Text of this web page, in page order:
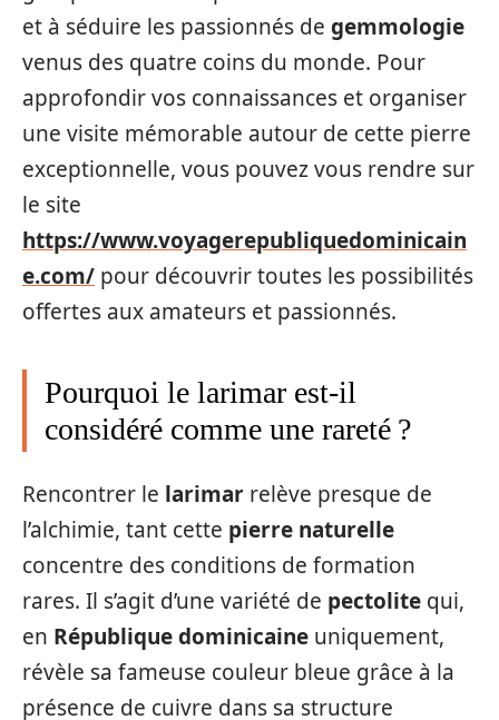
et à séduire les passionnés de gemmologie
venus des quatre coins du monde. Pour
approfondir vos connaissances et organiser
une visite mémorable autour de cette pierre
exceptionnelle, vous pouvez vous rendre sur
le site
https://www.voyagerepubliquedominicain
e.com/ pour découvrir toutes les possibilités
offertes aux amateurs et passionnés.
Pourquoi le larimar est-il
considéré comme une rareté ?
Rencontrer le larimar relève presque de
l’alchimie, tant cette pierre naturelle
concentre des conditions de formation
rares. Il s’agit d’une variété de pectolite qui,
en République dominicaine uniquement,
révèle sa fameuse couleur bleue grâce à la
présence de cuivre dans sa structure